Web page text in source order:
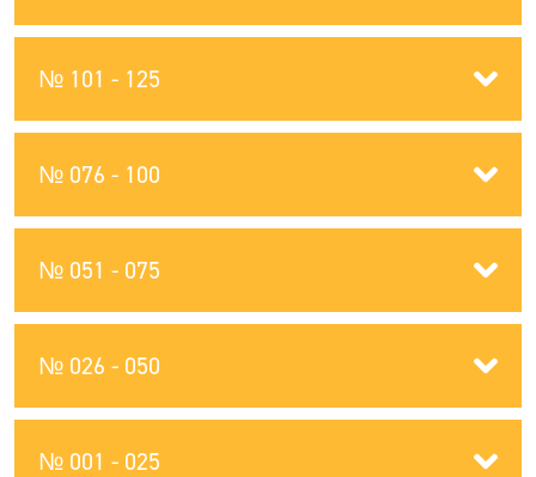
№ 001 - 025
№ 026 - 050
№ 051 - 075
№ 076 - 100
№ 101 - 125